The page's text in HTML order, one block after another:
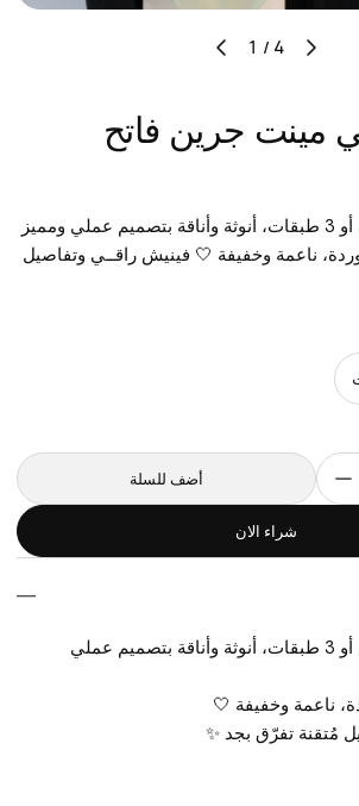
⁦1 / 4⁩
مينت جرين فاتح
خمار فرنسي بطبقتين أو 3 طبقات، أنوثة وأناقة بتصميم عملي ومميز
ناعمة وخفيفة 🤍 فينيش راقــي وتفاصيل
شراء الان
أضف للسلة
ناعمة وخفيفة 🤍
مُتقنة تفرّق بجد ✨